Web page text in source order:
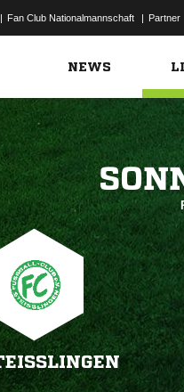
| Fan Club Nationalmannschaft | Partner
NEWS